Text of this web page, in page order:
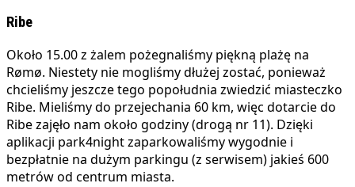
Ribe
Około 15.00 z żalem pożegnaliśmy piękną plażę na
Rømø. Niestety nie mogliśmy dłużej zostać, ponieważ
chcieliśmy jeszcze tego popołudnia zwiedzić miasteczko
Ribe. Mieliśmy do przejechania 60 km, więc dotarcie do
Ribe zajęło nam około godziny (drogą nr 11). Dzięki
aplikacji park4night zaparkowaliśmy wygodnie i
bezpłatnie na dużym parkingu (z serwisem) jakieś 600
metrów od centrum miasta.